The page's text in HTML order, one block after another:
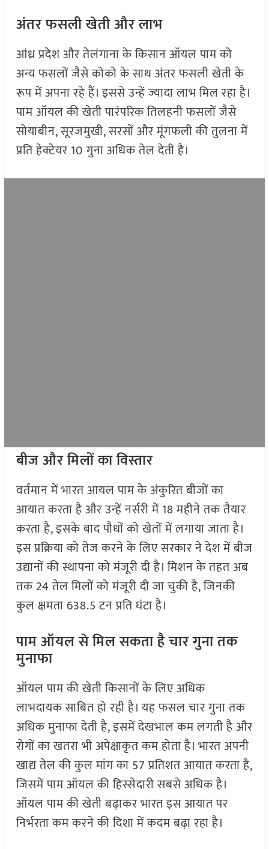
अंतर फसली खेती और लाभ
आंध्र प्रदेश और तेलंगाना के किसान ऑयल पाम को
अन्य फसलों जैसे कोको के साथ अंतर फसली खेती के
रूप में अपना रहे हैं। इससे उन्हें ज्यादा लाभ मिल रहा है।
पाम ऑयल की खेती पारंपरिक तिलहनी फसलों जैसे
सोयाबीन, सूरजमुखी, सरसों और मूंगफली की तुलना में
प्रति हेक्टेयर 10 गुना अधिक तेल देती है।
बीज और मिलों का विस्तार
वर्तमान में भारत आयल पाम के अंकुरित बीजों का
आयात करता है और उन्हें नर्सरी में 18 महीने तक तैयार
करता है, इसके बाद पौधों को खेतों में लगाया जाता है।
इस प्रक्रिया को तेज करने के लिए सरकार ने देश में बीज
उद्यानों की स्थापना को मंजूरी दी है। मिशन के तहत अब
तक 24 तेल मिलों को मंजूरी दी जा चुकी है, जिनकी
कुल क्षमता 638.5 टन प्रति घंटा है।
पाम ऑयल से मिल सकता है चार गुना तक
मुनाफा
ऑयल पाम की खेती किसानों के लिए अधिक
लाभदायक साबित हो रही है। यह फसल चार गुना तक
अधिक मुनाफा देती है, इसमें देखभाल कम लगती है और
रोगों का खतरा भी अपेक्षाकृत कम होता है। भारत अपनी
खाद्य तेल की कुल मांग का 57 प्रतिशत आयात करता है,
जिसमें पाम ऑयल की हिस्सेदारी सबसे अधिक है।
ऑयल पाम की खेती बढ़ाकर भारत इस आयात पर
निर्भरता कम करने की दिशा में कदम बढ़ा रहा है।